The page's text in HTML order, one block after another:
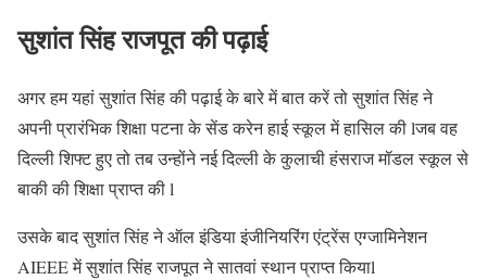
सुशांत सिंह राजपूत की पढ़ाई
अगर हम यहां सुशांत सिंह की पढ़ाई के बारे में बात करें तो सुशांत सिंह ने
अपनी प्रारंभिक शिक्षा पटना के सेंड करेन हाई स्कूल में हासिल की lजब वह
दिल्ली शिफ्ट हुए तो तब उन्होंने नई दिल्ली के कुलाची हंसराज मॉडल स्कूल से
बाकी की शिक्षा प्राप्त की l
उसके बाद सुशांत सिंह ने ऑल इंडिया इंजीनियरिंग एंट्रेंस एग्जामिनेशन
AIEEE में सुशांत सिंह राजपूत ने सातवां स्थान प्राप्त कियाl